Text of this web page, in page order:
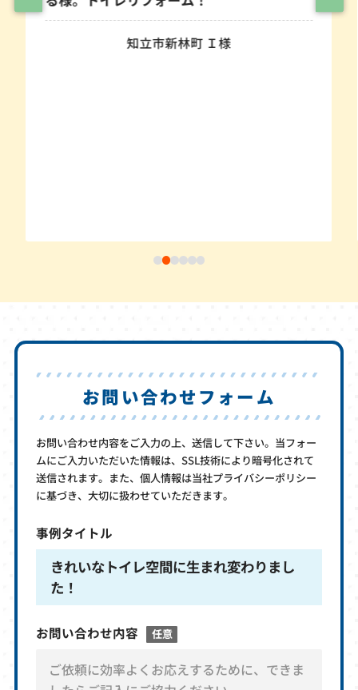
知立市新林町 Ｉ様
お問い合わせフォーム
お問い合わせ内容をご入力の上、送信して下さい。当フォー
ムにご入力いただいた情報は、SSL技術により暗号化されて
送信されます。また、個人情報は当社プライバシーポリシー
に基づき、大切に扱わせていただきます。
事例タイトル
きれいなトイレ空間に生まれ変わりまし
た！
お問い合わせ内容 任意